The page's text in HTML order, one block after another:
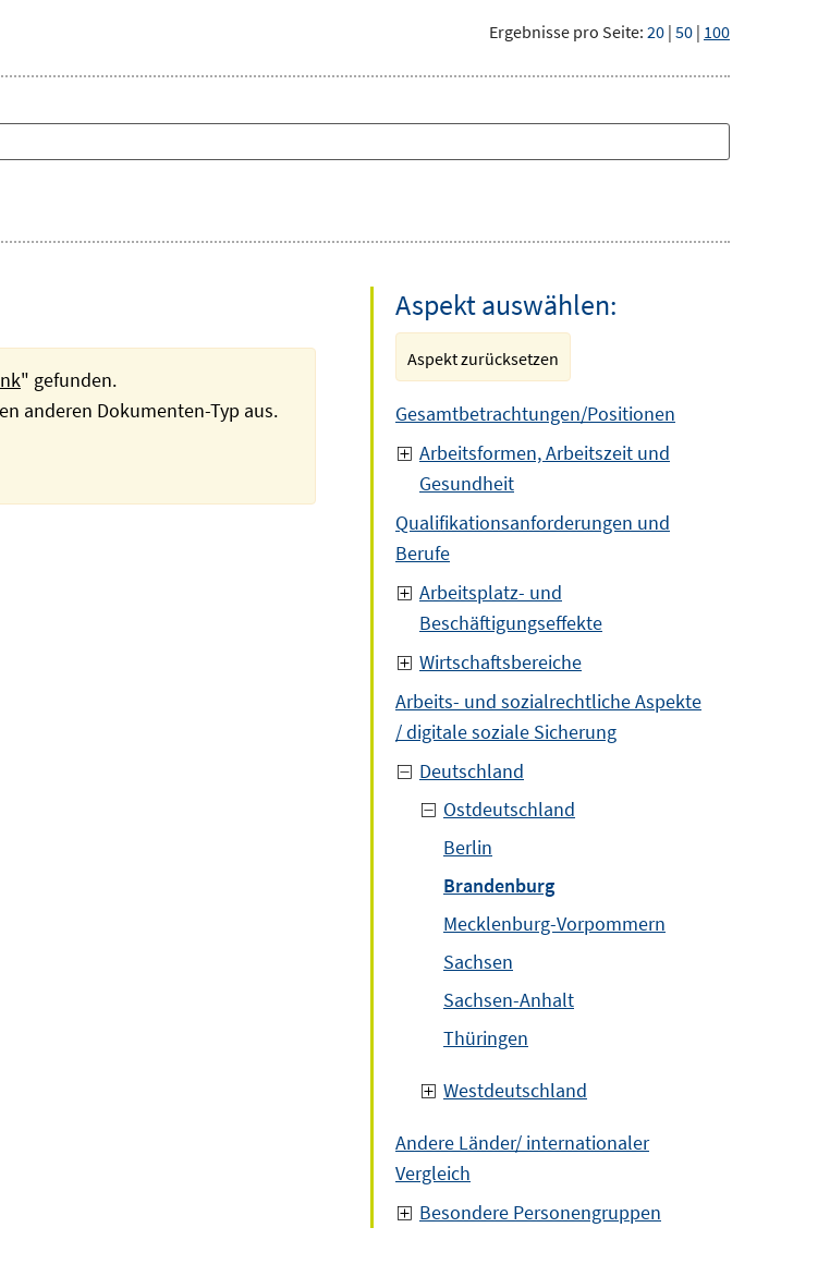
Ergebnisse pro Seite: 20 | 50 | 100
" gefunden.
anderen Dokumenten-Typ aus.
Aspekt auswählen:
Aspekt zurücksetzen
Gesamtbetrachtungen/Positionen
Arbeitsformen, Arbeitszeit und
Gesundheit
Qualifikationsanforderungen und
Berufe
Arbeitsplatz- und
Beschäftigungseffekte
Wirtschaftsbereiche
Arbeits- und sozialrechtliche Aspekte
/ digitale soziale Sicherung
Deutschland
Ostdeutschland
Berlin
Brandenburg
Mecklenburg-Vorpommern
Sachsen
Sachsen-Anhalt
Thüringen
Westdeutschland
Andere Länder/ internationaler
Vergleich
Besondere Personengruppen